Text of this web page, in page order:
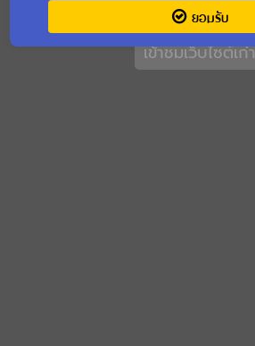
เข้าชมเว็บไซต์เก่า
ยอมรับ